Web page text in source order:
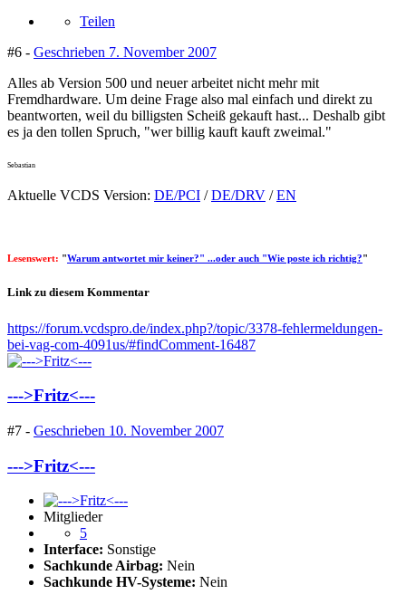
Teilen
#6 - Geschrieben 7. November 2007
Alles ab Version 500 und neuer arbeitet nicht mehr mit
Fremdhardware. Um deine Frage also mal einfach und direkt zu
beantworten, weil du billigsten Scheiß gekauft hast... Deshalb gibt
es ja den tollen Spruch, "wer billig kauft kauft zweimal."
Sebastian
Aktuelle VCDS Version: DE/PCI /DE/DRV /EN
Lesenswert: "Warum antwortet mir keiner?" ...oder auch "Wie poste ich richtig?"
Link zu diesem Kommentar
https://forum.vcdspro.de/index.php?/topic/3378-fehlermeldungen-
bei-vag-com-4091us/#findComment-16487
--->Fritz<---
#7 - Geschrieben 10. November 2007
--->Fritz<---
Mitglieder
5
Interface: Sonstige
Sachkunde Airbag: Nein
Sachkunde HV-Systeme: Nein